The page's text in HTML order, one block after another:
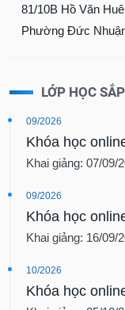
81/10B Hồ Văn
Phường Đức
LỚP HỌC
09/2026
Khóa học
Khai giảng: 07/09/
09/2026
Khóa học
Khai giảng: 16/09/
10/2026
Khóa học